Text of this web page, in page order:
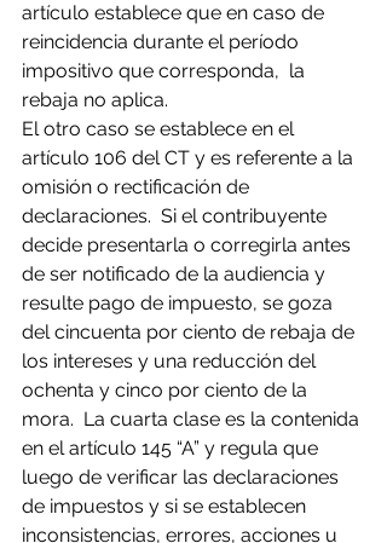
artículo establece que en caso de
reincidencia durante el período
impositivo que corresponda,  la
rebaja no aplica.
El otro caso se establece en el
artículo 106 del CT y es referente a la
omisión o rectificación de
declaraciones.  Si el contribuyente
decide presentarla o corregirla antes
de ser notificado de la audiencia y
resulte pago de impuesto, se goza
del cincuenta por ciento de rebaja de
los intereses y una reducción del
ochenta y cinco por ciento de la
mora.  La cuarta clase es la contenida
en el artículo 145 “A” y regula que
luego de verificar las declaraciones
de impuestos y si se establecen
inconsistencias, errores, acciones u